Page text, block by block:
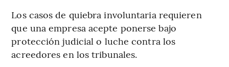
Los casos de quiebra involuntaria requieren
que una empresa acepte ponerse bajo
protección judicial o luche contra los
acreedores en los tribunales.